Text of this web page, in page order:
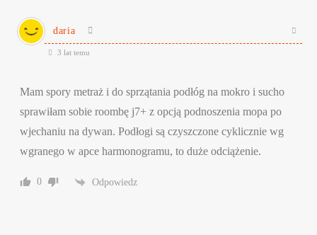
daria
3 lat temu
Mam spory metraż i do sprzątania podłóg na mokro i sucho
sprawiłam sobie roombę j7+ z opcją podnoszenia mopa po
wjechaniu na dywan. Podłogi są czyszczone cyklicznie wg
wgranego w apce harmonogramu, to duże odciążenie.
0 Odpowiedz